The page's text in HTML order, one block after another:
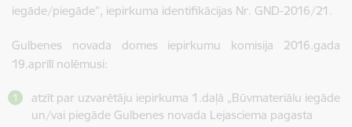
iegāde/piegāde”, iepirkuma identifikācijas Nr. GND-2016/21.
Gulbenes novada domes iepirkumu komisija 2016.gada
19.aprīlī nolēmusi:
atzīt par uzvarētāju iepirkuma 1.daļā „Būvmateriālu iegāde
un/vai piegāde Gulbenes novada Lejasciema pagasta